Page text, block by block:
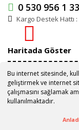
Bu internet sitesinde,
geliştirmek ve internet
çalışmasını sağlamak
kullanılmaktadır.
0 530 956 1
Kargo Destek Hattı :
Haritada Göster
Copyright 2019 ©